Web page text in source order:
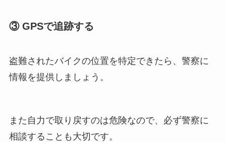
③ GPSで追跡する
盗難されたバイクの位置を特定できたら、警察に
情報を提供しましょう。
また自力で取り戻すのは危険なので、必ず警察に
相談することも大切です。